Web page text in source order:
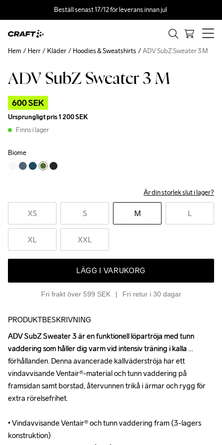
Beställ senast 17/12 för leverans innan jul
ADV SubZ Sweater 3 M
600 SEK
Ursprungligt pris1 200 SEK
Finns i lager
Biome
Är din storlek slut i lager?
XS S M L
XL XXL
LÄGG I VARUKORG
Fri frakt över 599 SEK Fri retur i 30 dagar
Hem Herr Kläder Hoodies & Sweatshirts ADV SubZ Sweater 3 M
Outlet
PRODUKTBESKRIVNING
ADV SubZ Sweater 3 är en funktionell löpartröja med tunn
vaddering som håller dig varm vid intensiv träning i kalla
förhållanden. Denna avancerade kallväderströja har ett
vindavvisande Ventair®-material och tunn vaddering på
framsidan samt borstad, återvunnen trikå i ärmar och rygg för
extra rörelsefrihet.
• Vindavvisande Ventair® och tunn vaddering fram (3-lagers
konstruktion)
ADV SubZ Sweater 3 är en funktionell löpartröja med tunn
vaddering som håller dig varm vid intensiv träning i kalla
förhållanden. Denna avancerade kallväderströja har ett
vindavvisande Ventair®-material och tunn vaddering på
framsidan samt borstad, återvunnen trikå i ärmar och rygg för
extra rörelsefrihet.
• Vindavvisande Ventair® och tunn vaddering fram (3-lagers
konstruktion)